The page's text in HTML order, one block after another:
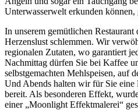
Unterwasserwelt erkunden können,
In unserem gemütlichen
Herzenslust schlemmen. Wir
regionalen Zutaten, wo garantiert
Nachmittag dürfen Sie bei Kaffee
selbstgemachten Mehlspeisen, auf
Und Abends halten wir für Sie
bereit. Als besonderen Effekt,
einer „Moonlight Effektmalerei“